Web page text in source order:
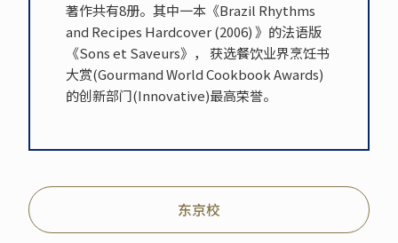
著作共有8册。其中一本《Brazil Rhythms
and Recipes Hardcover (2006) 》的法语版
《Sons et Saveurs》， 获选餐饮业界烹饪书
大赏(Gourmand World Cookbook Awards)
的创新部门(Innovative)最高荣誉。
东京校